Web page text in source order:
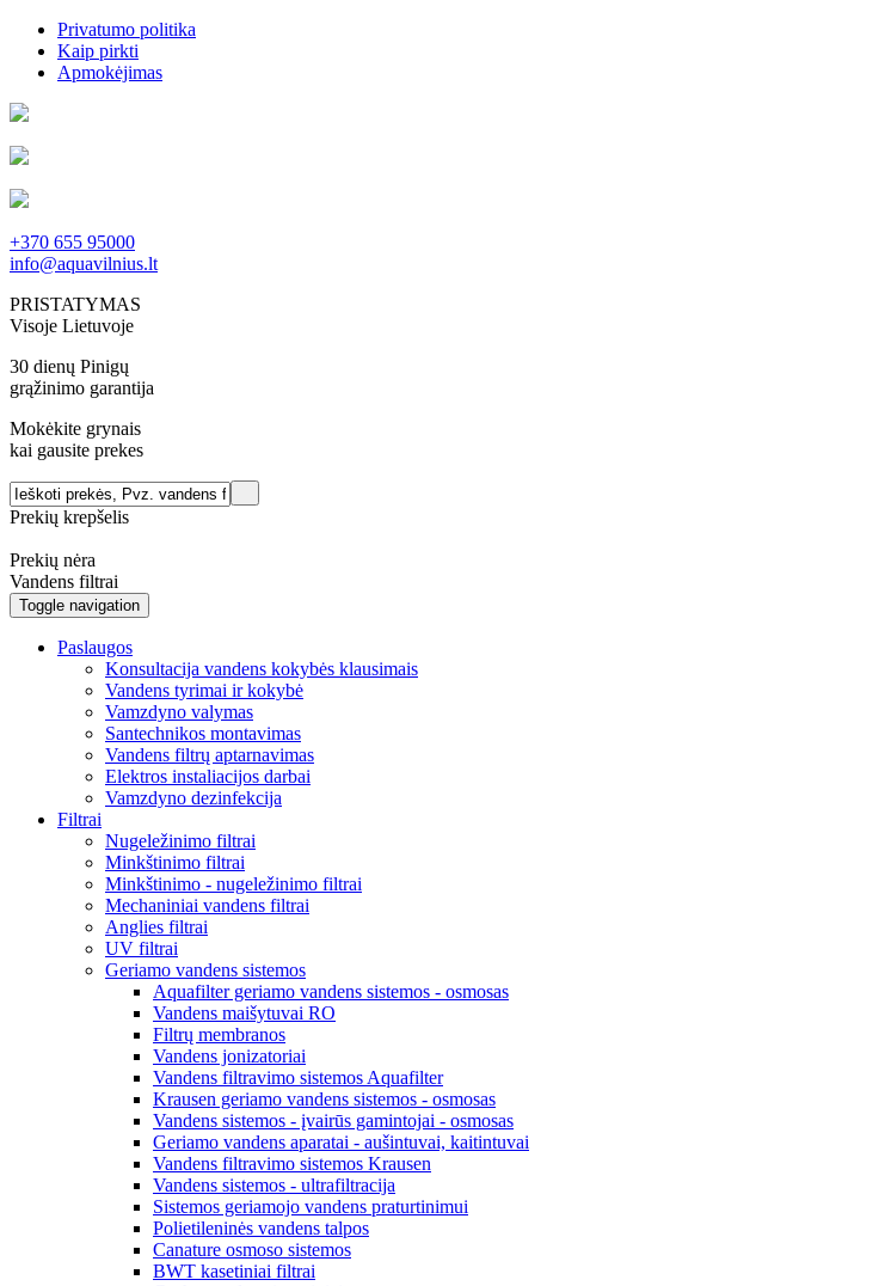
Privatumo politika
Kaip pirkti
Apmokėjimas
+370 655 95000
info@aquavilnius.lt
PRISTATYMAS
Visoje Lietuvoje
30 dienų Pinigų
grąžinimo garantija
Mokėkite grynais
kai gausite prekes
Prekių krepšelis
Prekių nėra
Vandens filtrai
Toggle navigation
Paslaugos
Konsultacija vandens kokybės klausimais
Vandens tyrimai ir kokybė
Vamzdyno valymas
Santechnikos montavimas
Vandens filtrų aptarnavimas
Elektros instaliacijos darbai
Vamzdyno dezinfekcija
Filtrai
Nugeležinimo filtrai
Minkštinimo filtrai
Minkštinimo - nugeležinimo filtrai
Mechaniniai vandens filtrai
Anglies filtrai
UV filtrai
Geriamo vandens sistemos
Aquafilter geriamo vandens sistemos - osmosas
Vandens maišytuvai RO
Filtrų membranos
Vandens jonizatoriai
Vandens filtravimo sistemos Aquafilter
Krausen geriamo vandens sistemos - osmosas
Vandens sistemos - įvairūs gamintojai - osmosas
Geriamo vandens aparatai - aušintuvai, kaitintuvai
Vandens filtravimo sistemos Krausen
Vandens sistemos - ultrafiltracija
Sistemos geriamojo vandens praturtinimui
Polietileninės vandens talpos
Canature osmoso sistemos
BWT kasetiniai filtrai